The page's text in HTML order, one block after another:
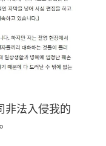
非法入侵我的